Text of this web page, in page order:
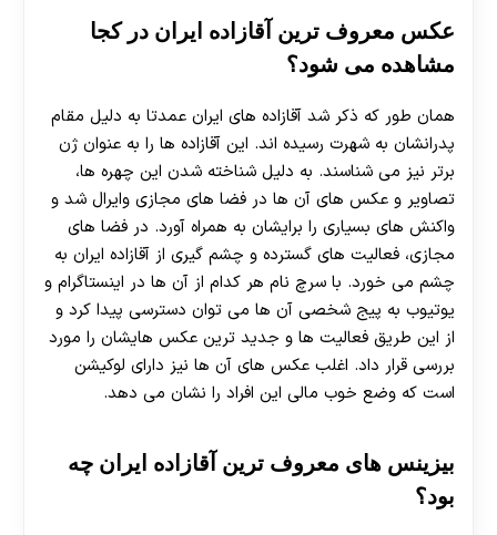
عکس معروف ترین آقازاده ایران در کجا
مشاهده می شود؟
همان طور که ذکر شد آقازاده های ایران عمدتا به دلیل مقام
پدرانشان به شهرت رسیده اند. این آقازاده ها را به عنوان ژن
برتر نیز می شناسند. به دلیل شناخته شدن این چهره ها،
تصاویر و عکس های آن ها در فضا های مجازی وایرال شد و
واکنش های بسیاری را برایشان به همراه آورد. در فضا های
مجازی، فعالیت های گسترده و چشم گیری از آقازاده ایران به
چشم می خورد. با سرچ نام هر کدام از آن ها در اینستاگرام و
یوتیوب به پیج شخصی آن ها می توان دسترسی پیدا کرد و
از این طریق فعالیت ها و جدید ترین عکس هایشان را مورد
بررسی قرار داد. اغلب عکس های آن ها نیز دارای لوکیشن
است که وضع خوب مالی این افراد را نشان می دهد.
بیزینس های معروف ترین آقازاده ایران چه
بود؟